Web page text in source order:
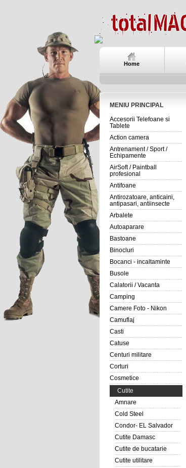
Home
MENIU PRINCIPAL
Accesorii Telefoane si
Tablete
Action camera
Antrenament / Sport /
Echipamente
AirSoft / Paintball
profesional
Antifoane
Antirozatoare, anticaini,
antipasari, antiinsecte
Arbalete
Autoaparare
Bastoane
Binocluri
Bocanci - incaltaminte
Busole
Calatorii / Vacanta
Camping
Camere Foto - Nikon
Camuflaj
Casti
Catuse
Centuri militare
Corturi
Cosmetice
Cutite
Amnare
Cold Steel
Condor- EL Salvador
Cutite Damasc
Cutite de bucatarie
Cutite utilitare